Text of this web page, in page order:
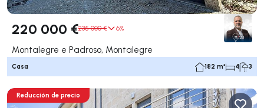
220 000 €235 000 € 6%
Montalegre e Padroso, Montalegre
Casa 182 m² 4 3
Reducción de precio